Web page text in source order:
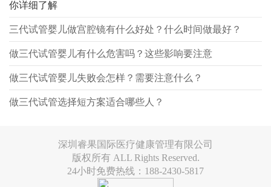
你详细了解
三代试管婴儿做宫腔镜有什么好处？什么时间做最好？
做三代试管婴儿有什么危害吗？这些影响要注意
做三代试管婴儿失败会怎样？需要注意什么？
做三代试管选择短方案适合哪些人？
深圳睿果国际医疗健康管理有限公司
版权所有 ALL Rights Reserved.
24小时免费热线：188-2430-5817